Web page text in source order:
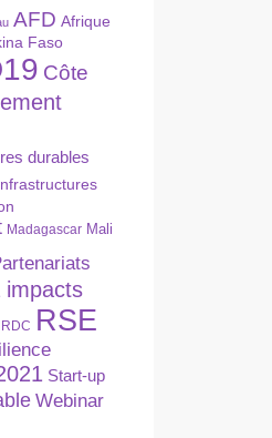
AFD Afrique
Faso
Côte
durables
Madagascar Mali
impacts
RDC RSE
Start-up
Webinar